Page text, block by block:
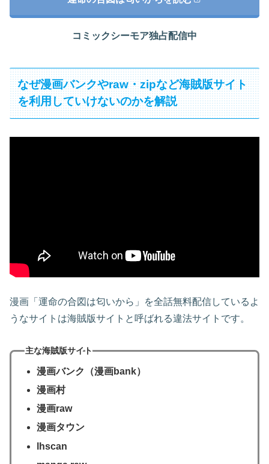
コミックシーモア独占配信中
なぜ漫画バンクやraw・zipなど海賊版サイト
を利用していけないのかを解説
漫画「運命の合図は匂いから」を全話無料配信しているよ
うなサイトは海賊版サイトと呼ばれる違法サイトです。
主な海賊版サイト
漫画バンク（漫画bank）
漫画村
漫画raw
漫画タウン
lhscan